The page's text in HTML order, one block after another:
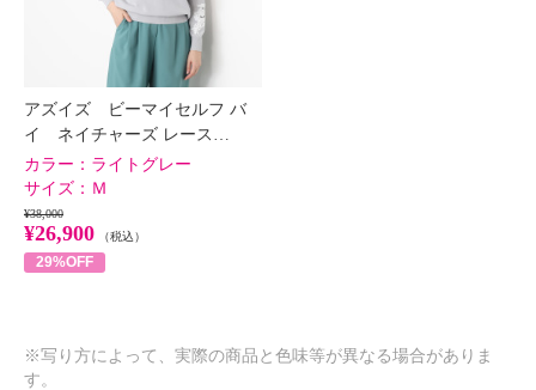
アズイズ ビーマイセルフ バ
イ ネイチャーズ レース…
カラー： ライトグレー
サイズ： Ｍ
¥38,000
¥26,900 （税込）
29%OFF
※写り方によって、実際の商品と色味等が異なる場合がありま
す。